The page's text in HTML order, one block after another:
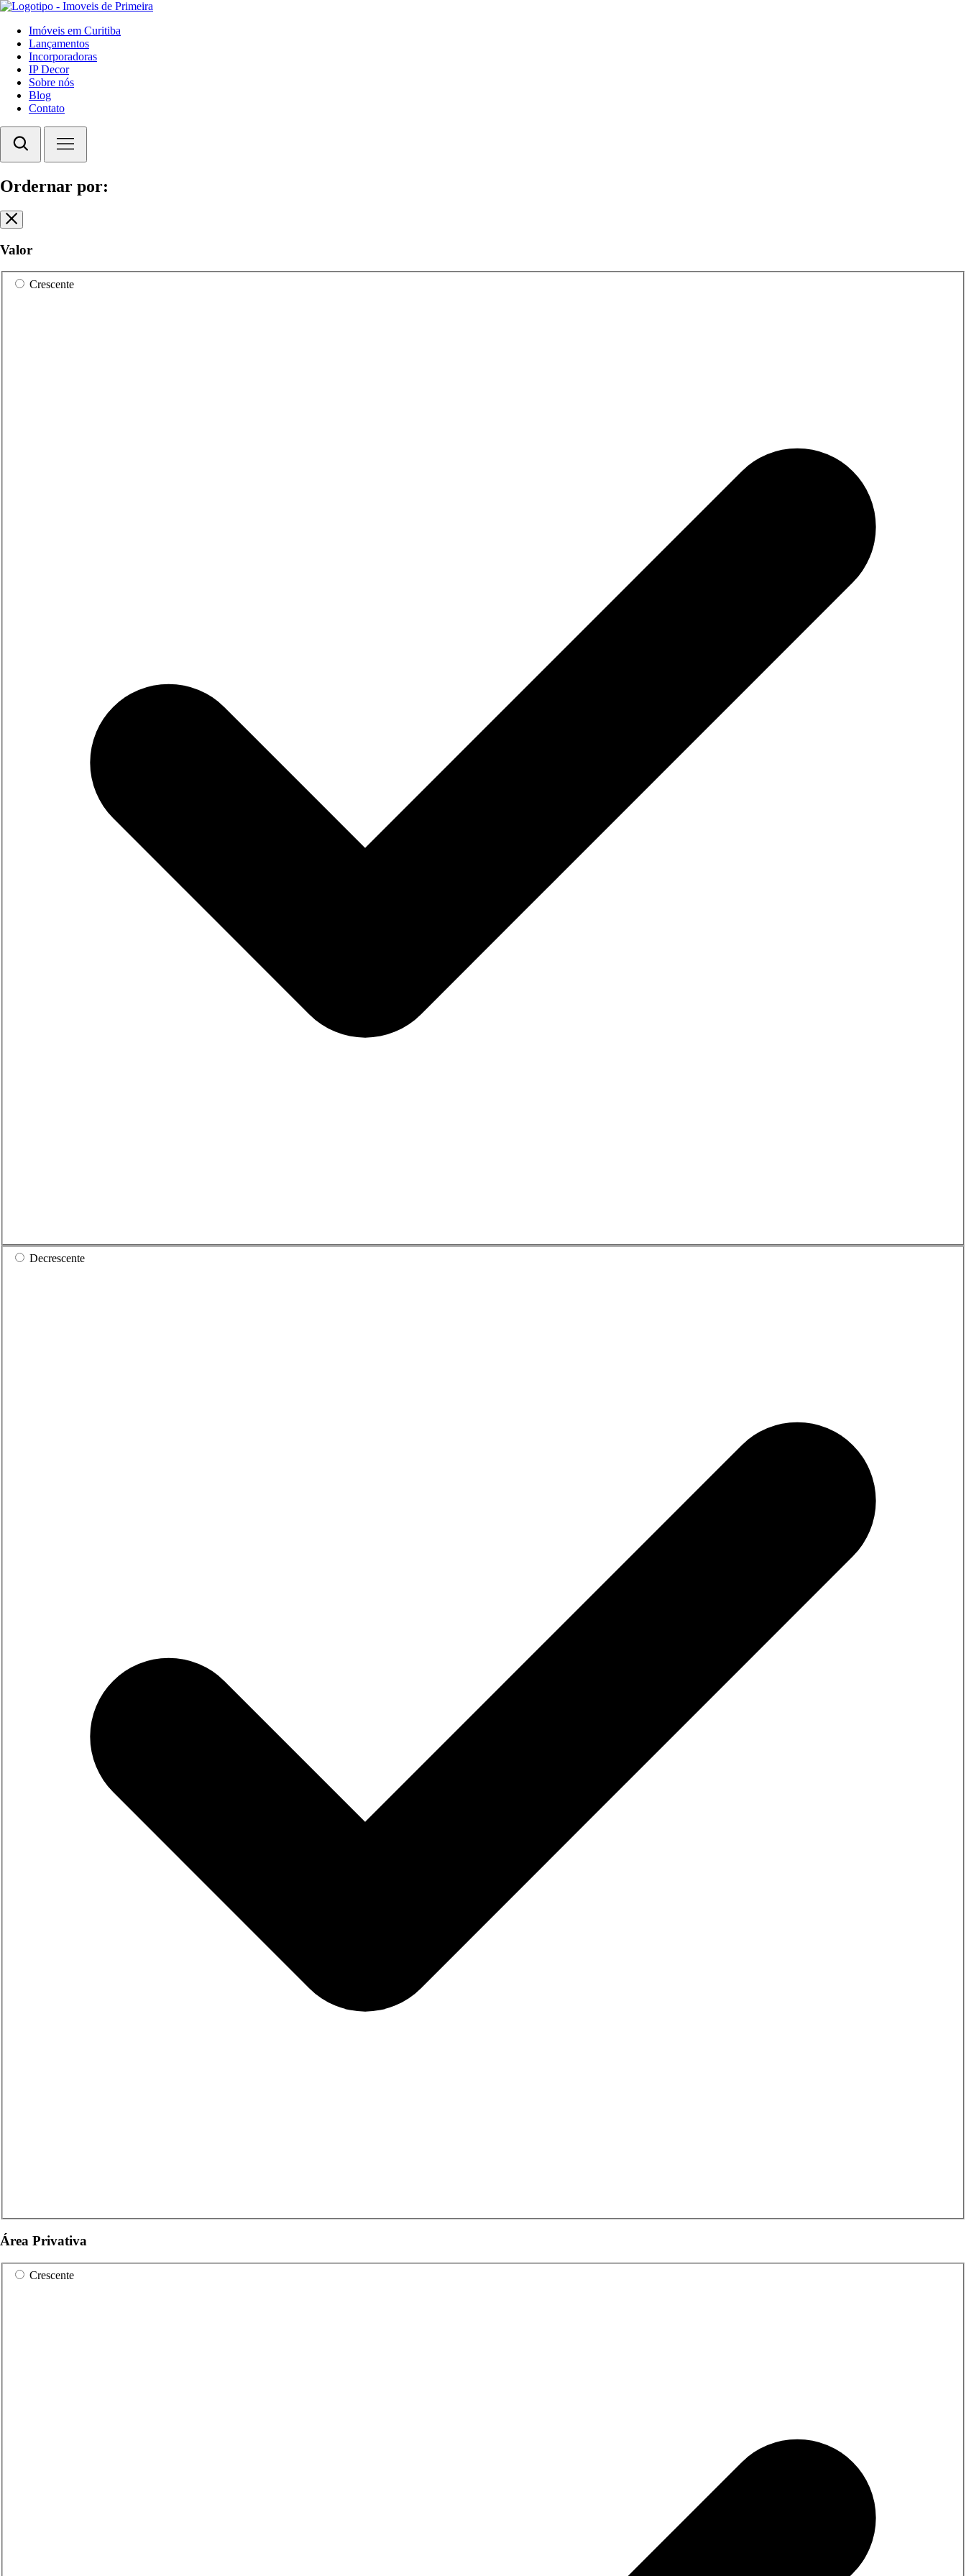
Imóveis em Curitiba
Lançamentos
Incorporadoras
IP Decor
Sobre nós
Blog
Contato
Ordernar por:
Valor
Crescente
Decrescente
Área Privativa
Crescente